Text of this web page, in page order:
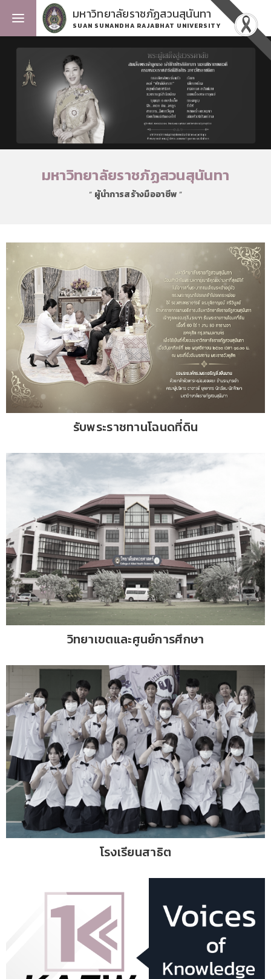
มหาวิทยาลัยราชภัฏสวนสุนันทา
SUAN SUNANDHA RAJABHAT UNIVERSITY
มหาวิทยาลัยราชภัฏสวนสุนันทา
“ ผู้นำการสร้างมืออาชีพ”
รับพระราชทานโฉนดที่ดิน
วิทยาเขตและศูนย์การศึกษา
โรงเรียนสาธิต